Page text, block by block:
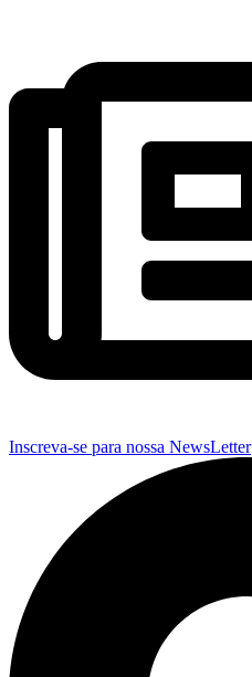
Inscreva-se para nossa NewsLetter